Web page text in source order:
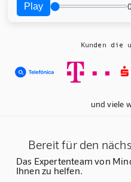
Play
Kunden die
und viele
Bereit für den
Das Expertenteam von
Ihnen zu helfen.